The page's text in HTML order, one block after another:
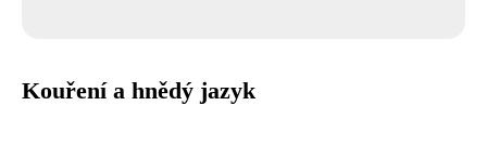
Kouření a hnědý jazyk